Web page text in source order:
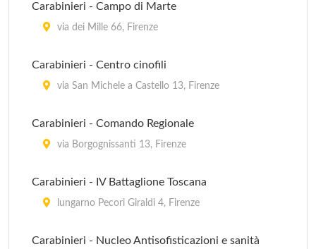
Carabinieri - Campo di Marte
via dei Mille 66, Firenze
Carabinieri - Centro cinofili
via San Michele a Castello 13, Firenze
Carabinieri - Comando Regionale
via Borgognissanti 13, Firenze
Carabinieri - IV Battaglione Toscana
lungarno Pecori Giraldi 4, Firenze
Carabinieri - Nucleo Antisofisticazioni e sanità